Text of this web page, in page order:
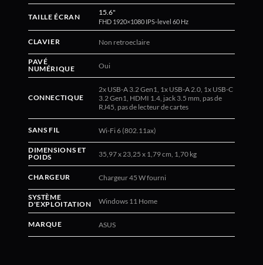
TAILLE ÉCRAN
15.6"
FHD 1920×1080 IPS-level 60 Hz
CLAVIER Non retroeclaire
PAVÉ
NUMÉRIQUE
Oui
CONNECTIQUE
2x USB-A 3.2 Gen1, 1x USB-A 2.0, 1x USB-C
3.2 Gen1, HDMI 1.4, jack 3.5 mm, pas de
RJ45, pas de lecteur de cartes
SANS FIL Wi-Fi 6 (802.11ax)
DIMENSIONS ET
POIDS
35,97 x 23,25 x 1,79 cm, 1,70 kg
CHARGEUR Chargeur 45 W fourni
SYSTÈME
D'EXPLOITATION
Windows 11 Home
MARQUE ASUS